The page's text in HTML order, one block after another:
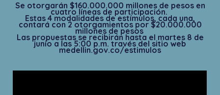
Se otorgarán $160.000.000 millones de pesos en
cuatro líneas de participación.
Estas 4 modalidades de estímulos, cada una,
contará con 2 otorgamientos por $20.000.000
millones de pesos
Las propuestas se recibirán hasta el martes 8 de
junio a las 5:00 p.m. través del sitio web
medellin.gov.co/estimulos